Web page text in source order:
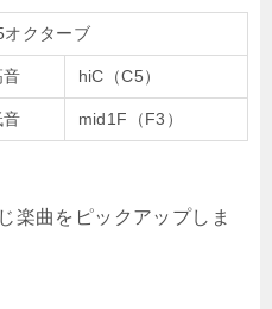
オクターブ
音 hiC（C5）
音 mid1F（F3）
楽曲をピックアップしま